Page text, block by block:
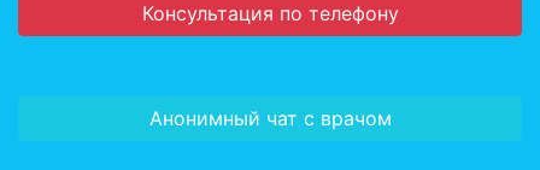
Консультация по телефону
Анонимный чат с врачом